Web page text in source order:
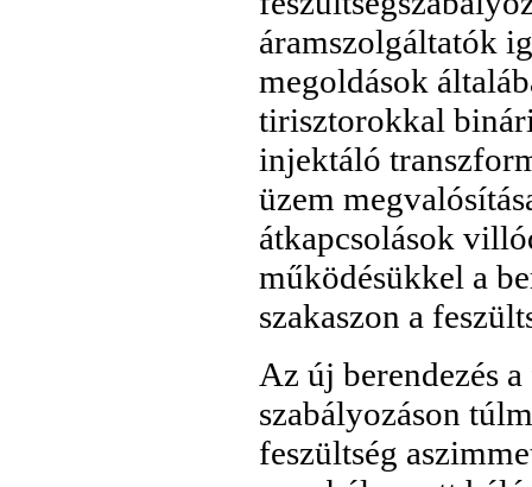
áramszolgáltatók
megoldások
tirisztorokkal
injektáló
üzem
átkapcsolások
működésükkel a
szakaszon a
Az új berendezés
szabályozáson
feszültség